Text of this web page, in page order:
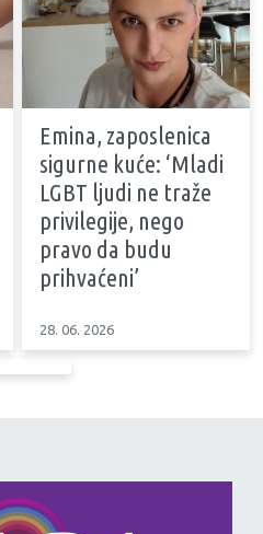
Emina, zaposlenica
sigurne kuće: ‘Mladi
LGBT ljudi ne traže
privilegije, nego
pravo da budu
prihvaćeni’
28. 06. 2026